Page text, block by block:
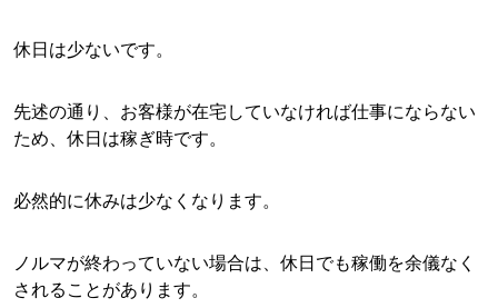
休日は少ないです。
先述の通り、お客様が在宅していなければ仕事にならない
ため、休日は稼ぎ時です。
必然的に休みは少なくなります。
ノルマが終わっていない場合は、休日でも稼働を余儀なく
されることがあります。